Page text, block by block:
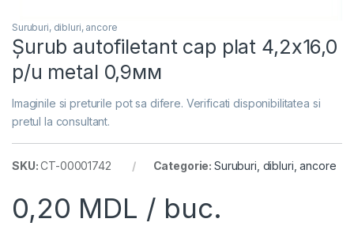
Suruburi, dibluri, ancore
Șurub autofiletant cap plat 4,2х16,0
p/u metal 0,9мм
Imaginile si preturile pot sa difere. Verificati disponibilitatea si
pretul la consultant.
SKU:CT-00001742 Categorie: Suruburi, dibluri, ancore
0,20 MDL / buc.